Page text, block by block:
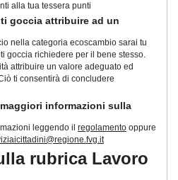
alla tua tessera punti
goccia attribuire ad un
nella categoria ecoscambio sarai tu
goccia richiedere per il bene stesso.
attribuire un valore adeguato ed
ti consentirà di concludere
informazioni sulla
leggendo il regolamento oppure
rubrica Lavoro